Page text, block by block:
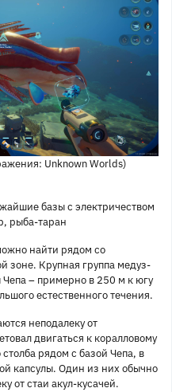
Unknown Worlds)
базы с электричеством
рыба-таран
найти рядом со
зоне. Крупная группа медуз-
Чепа – примерно в 250 м к югу
естественного течения.
неподалеку от
двигаться к коралловому
рядом с базой Чепа, в
капсулы. Один из них обычно
от стаи акул-кусачей.